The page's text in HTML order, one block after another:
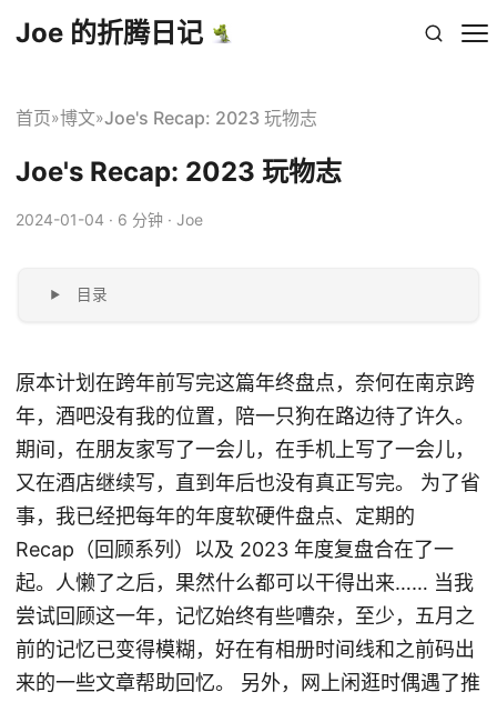
Joe 的折腾日记
首页»博文»Joe's Recap: 2023 玩物志
Joe's Recap: 2023 玩物志
2024-01-04 · 6 分钟 · Joe
目录
原本计划在跨年前写完这篇年终盘点，奈何在南京跨
年，酒吧没有我的位置，陪一只狗在路边待了许久。
期间，在朋友家写了一会儿，在手机上写了一会儿，
又在酒店继续写，直到年后也没有真正写完。 为了省
事，我已经把每年的年度软硬件盘点、定期的
Recap（回顾系列）以及 2023 年度复盘合在了一
起。人懒了之后，果然什么都可以干得出来…… 当我
尝试回顾这一年，记忆始终有些嘈杂，至少，五月之
前的记忆已变得模糊，好在有相册时间线和之前码出
来的一些文章帮助回忆。 另外，网上闲逛时偶遇了推